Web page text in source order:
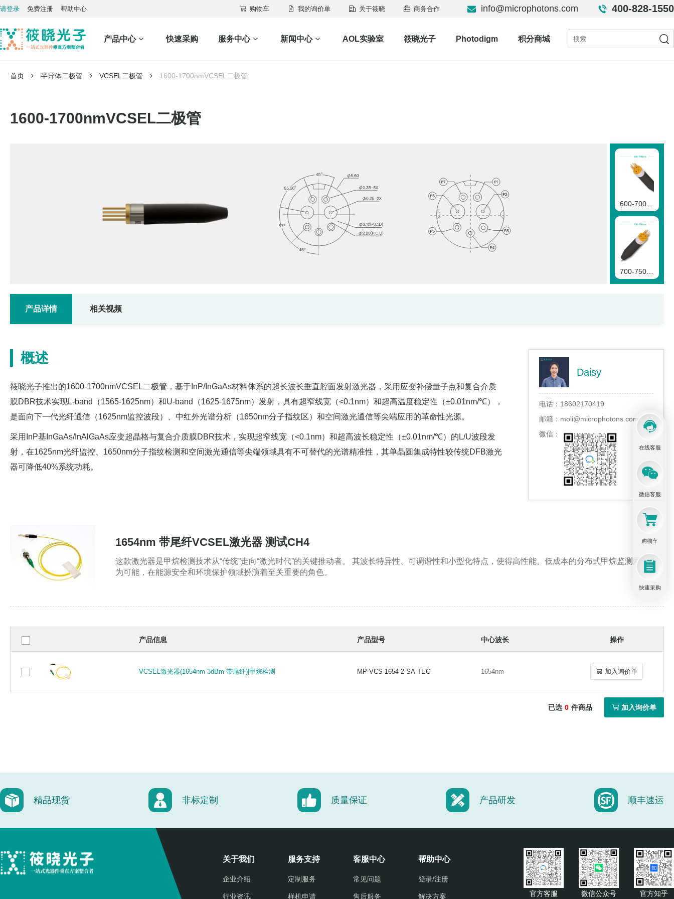
请登录 免费注册 帮助中心 购物车 我的询价单 关于筱晓 商务合作 info@microphotons.com 400-828-1550
产品中心 快速采购 服务中心 新闻中心 AOL实验室 筱晓光子 Photodigm 积分商城
在线客服
微信客服
购物车
快速采购
首页 半导体二极管 VCSEL二极管 1600-1700nmVCSEL二极管
1600-1700nmVCSEL二极管
870-900nmVCSEL二极管
900-1200nmVCSEL二极管
产品详情 相关视频
概述
筱晓光子推出的1600-1700nmVCSEL二极管，基于InP/InGaAs材料体系的超长波长垂直腔面发射激光器，采用应变补偿量子点和复合介质
膜DBR技术实现L-band（1565-1625nm）和U-band（1625-1675nm）发射，具有超窄线宽（<0.1nm）和超高温度稳定性（±0.01nm/℃），
是面向下一代光纤通信（1625nm监控波段）、中红外光谱分析（1650nm分子指纹区）和空间激光通信等尖端应用的革命性光源。
采用InP基InGaAs/InAlGaAs应变超晶格与复合介质膜DBR技术，实现超窄线宽（<0.1nm）和超高波长稳定性（±0.01nm/℃）的L/U波段发
射，在1625nm光纤监控、1650nm分子指纹检测和空间激光通信等尖端领域具有不可替代的光谱精准性，其单晶圆集成特性较传统DFB激光
器可降低40%系统功耗。
Daisy
电话： 18602170419
邮箱： moli@microphotons.com
微信：
1654nm 带尾纤VCSEL激光器 测试CH4
这款激光器是甲烷检测技术从“传统”走向“激光时代”的关键推动者。 其波长特异性、可调谐性和小型化特点，使得高性能、低成本的分布式甲烷监测网络成
为可能，在能源安全和环境保护领域扮演着至关重要的角色。
产品信息 产品型号 中心波长 操作
VCSEL激光器(1654nm 3dBm 带尾纤)|甲烷检测 MP-VCS-1654-2-SA-TEC 1654nm 加入询价单
VCSEL激光器(1654nm 3dBm 带尾纤)|甲烷检测 MP-VCS-1654-2-SA-TEC 1654nm 加入询价单
已选 0 件商品 加入询价单
精品现货 非标定制 质量保证 产品研发 顺丰速运
关于我们
企业介绍
行业资讯
服务支持
定制服务
样机申请
客服中心
常见问题
售后服务
帮助中心
登录/注册
解决方案 官方客服 微信公众号 官方知乎